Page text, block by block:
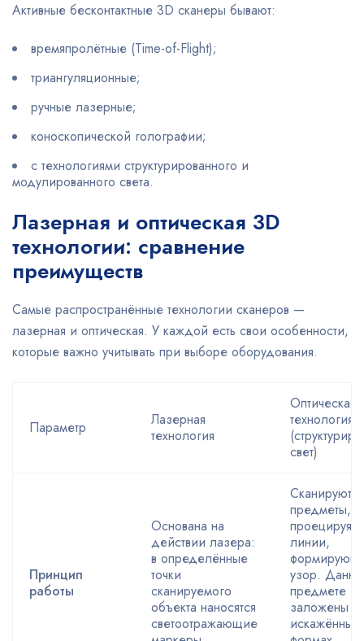
Активные бесконтактные 3D сканеры бывают:
времяпролётные (Time-of-Flight);
триангуляционные;
ручные лазерные;
коноскопической голографии;
с технологиями структурированного и
модулированного света.
Лазерная и оптическая 3D
технологии: сравнение
преимуществ
Самые распространённые технологии сканеров —
лазерная и оптическая. У каждой есть свои особенности,
которые важно учитывать при выборе оборудования.
Параметр
Лазерная
технология
Оптическая
технология
свет)
Принцип
работы
Основана на
действии лазера:
в определённые
точки
сканируемого
объекта наносятся
светоотражающие
Сканируют
предметы,
проецируя
линии,
узор.
предмете
заложены в
искажённых